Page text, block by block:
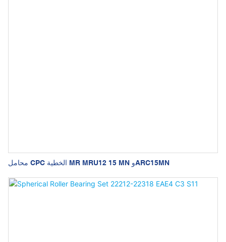
محامل CPC الخطية MR MRU12 15 MN وARC15MN